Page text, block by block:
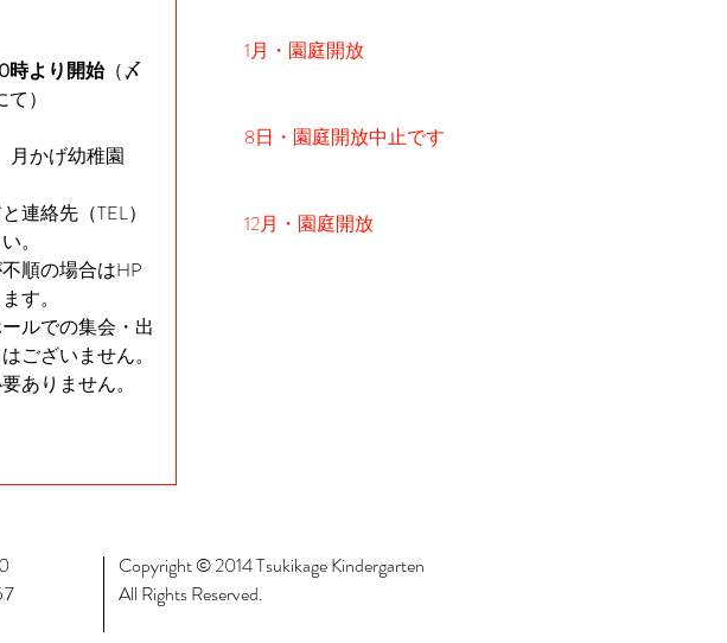
時より開始（〆
）
月かげ幼稚園
連絡先（TEL）
。
順の場合はHP
す。
ルでの集会・出
ございません。
ありません。
1月・園庭開放
8日・園庭開放中止です
12月・園庭開放
Copyright © 2014 Tsukikage Kindergarten
All Rights Reserved.